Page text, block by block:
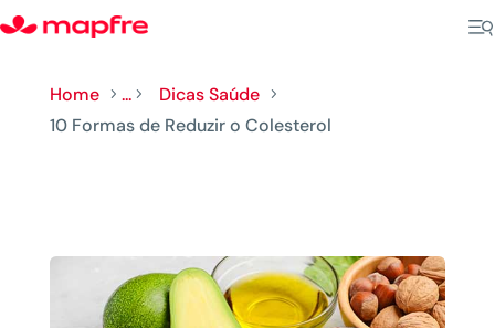
Home 5 ... 5 Dicas Saúde 5
10 Formas de Reduzir o Colesterol